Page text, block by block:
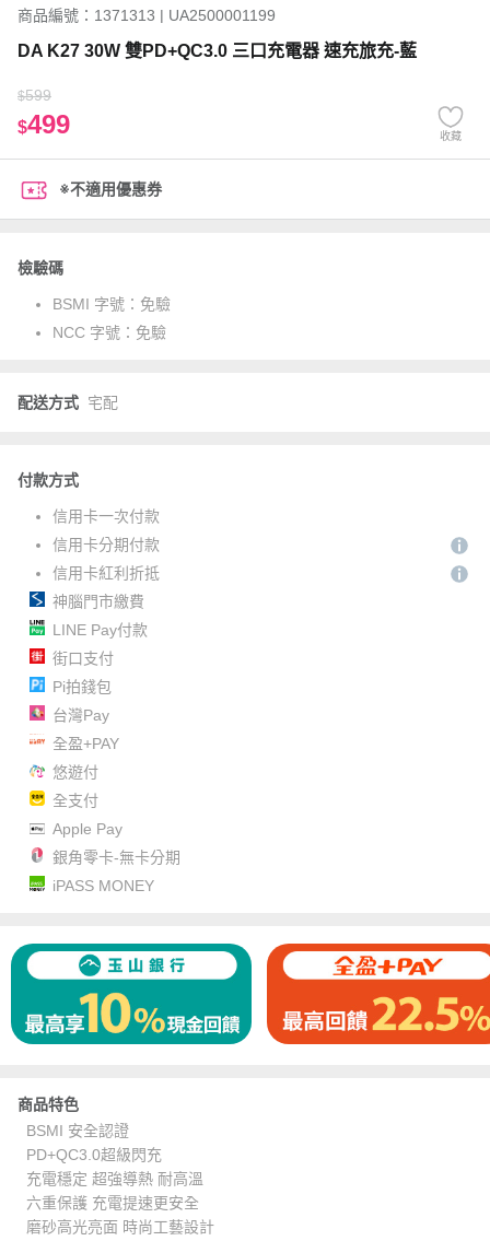
商品編號：1371313 | UA2500001199
DA K27 30W 雙PD+QC3.0 三口充電器 速充旅充-藍
$599
$499 收藏
※不適用優惠券
檢驗碼
BSMI 字號： 免驗
NCC 字號： 免驗
配送方式 宅配
付款方式
信用卡一次付款
信用卡分期付款
信用卡紅利折抵
神腦門市繳費
LINE Pay付款
街口支付
Pi拍錢包
台灣Pay
全盈+PAY
悠遊付
全支付
Apple Pay
銀角零卡-無卡分期
iPASS MONEY
商品特色
BSMI 安全認證
PD+QC3.0超級閃充
充電穩定 超強導熱 耐高溫
六重保護 充電提速更安全
磨砂高光亮面 時尚工藝設計